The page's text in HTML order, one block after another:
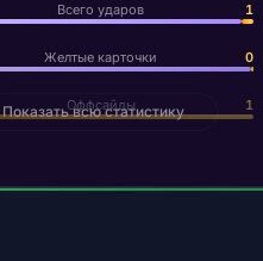
Всего ударов 1
Желтые карточки 0
Оффсайды 1
Показать всю статистику